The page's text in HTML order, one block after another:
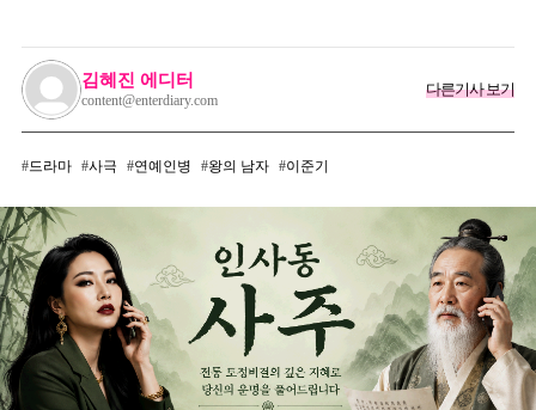
김혜진 에디터
content@enterdiary.com
다른기사 보기
드라마 사극 연예인병 왕의 남자 이준기